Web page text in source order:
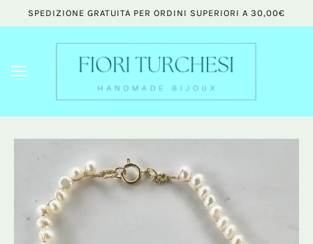
SPEDIZIONE GRATUITA PER ORDINI SUPERIORI A 30,00€